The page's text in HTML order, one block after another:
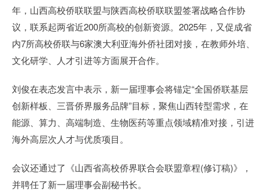
年，山西高校侨联联盟与陕西高校侨联联盟签署战略合作协
议，联系起两省近200所高校的创新资源。2025年，又促成省
内7所高校侨联与6家澳大利亚海外侨社团对接，在教师外培、
文化研学、人才引进等方面展开合作。
刘俊在表态发言中表示，新一届理事会将锚定“全国侨联基层
创新样板、三晋侨界服务品牌”目标，聚焦山西转型需求，在
能源、算力、高端制造、生物医药等重点领域精准对接，引进
海外高层次人才与优质项目。
会议还通过了《山西省高校侨界联合会联盟章程(修订稿)》，
并聘任了新一届理事会副秘书长。